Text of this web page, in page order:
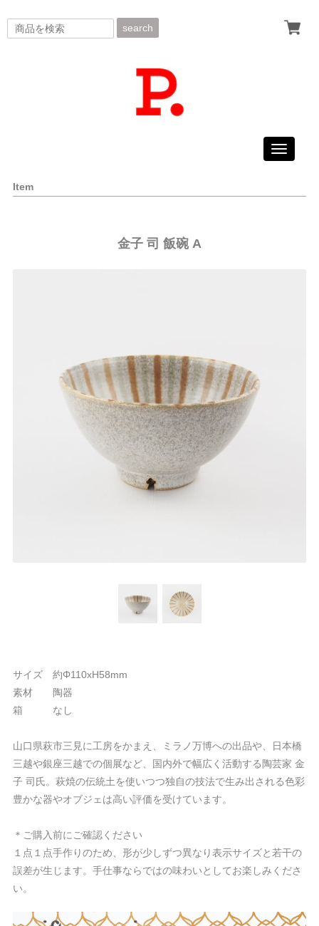
search
Toggle
Item
金子 司 飯碗 A
サイズ 約Φ110xH58mm
素材 陶器
箱 なし
山口県萩市三見に工房をかまえ、ミラノ万博への出品や、日本橋
三越や銀座三越での個展など、国内外で幅広く活動する陶芸家 金
子 司氏。萩焼の伝統土を使いつつ独自の技法で生み出される色彩
豊かな器やオブジェは高い評価を受けています。
＊ご購入前にご確認ください
１点１点手作りのため、形が少しずつ異なり表示サイズと若干の
誤差が生じます。手仕事ならではの味わいとしてお楽しみくださ
い。